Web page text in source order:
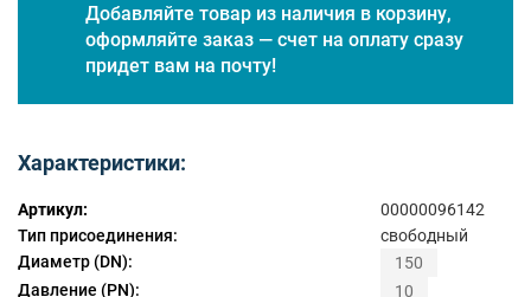
Добавляйте товар из наличия в корзину,
оформляйте заказ — счет на оплату сразу
придет вам на почту!
Характеристики:
Артикул:
00000096142
Тип присоединения:
свободный
Диаметр (DN):
150
Давление (PN):
10